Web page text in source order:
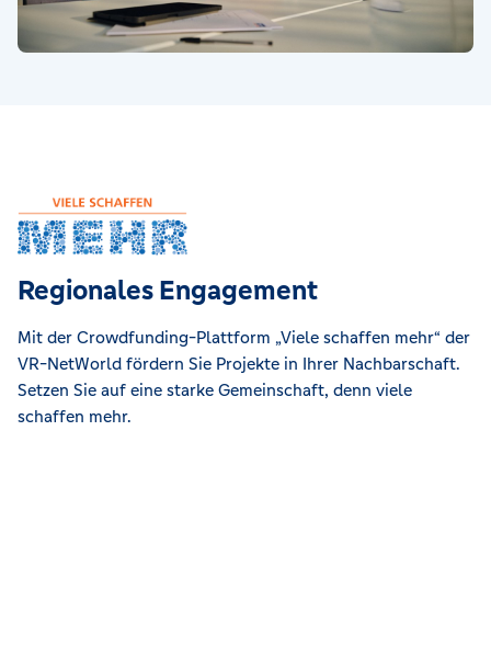
Regionales Engagement
Mit der Crowdfunding-Plattform „Viele schaffen mehr“ der
VR-NetWorld fördern Sie Projekte in Ihrer Nachbarschaft.
Setzen Sie auf eine starke Gemeinschaft, denn viele
schaffen mehr.